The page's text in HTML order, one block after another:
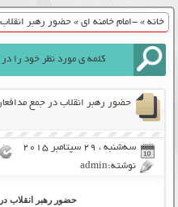
خانه» -امام خامنه ای» حضور رهبر
حضور رهبر انقلاب در جمع
سه‌شنبه ، 29 سپتامبر 2015
نوشته:admin
حضور رهبر انقلاب